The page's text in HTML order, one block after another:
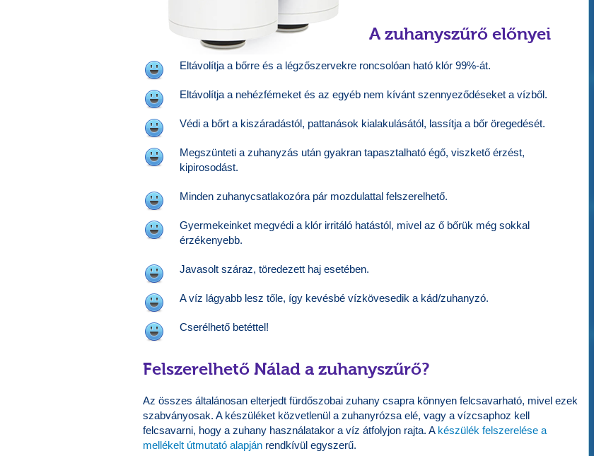
A zuhanyszűrő előnyei
Eltávolítja a bőrre és a légzőszervekre roncsolóan ható klór 99%-át.
Eltávolítja a nehézfémeket és az egyéb nem kívánt szennyeződéseket a vízből.
Védi a bőrt a kiszáradástól, pattanások kialakulásától, lassítja a bőr öregedését.
Megszünteti a zuhanyzás után gyakran tapasztalható égő, viszkető érzést,
kipirosodást.
Minden zuhanycsatlakozóra pár mozdulattal felszerelhető.
Gyermekeinket megvédi a klór irritáló hatástól, mivel az ő bőrük még sokkal
érzékenyebb.
Javasolt száraz, töredezett haj esetében.
A víz lágyabb lesz tőle, így kevésbé vízkövesedik a kád/zuhanyzó.
Cserélhető betéttel!
Felszerelhető Nálad a zuhanyszűrő?
Az összes általánosan elterjedt fürdőszobai zuhany csapra könnyen felcsavarható, mivel ezek
szabványosak. A készüléket közvetlenül a zuhanyrózsa elé, vagy a vízcsaphoz kell
felcsavarni, hogy a zuhany használatakor a víz átfolyjon rajta. A készülék felszerelése a
mellékelt útmutató alapján rendkívül egyszerű.